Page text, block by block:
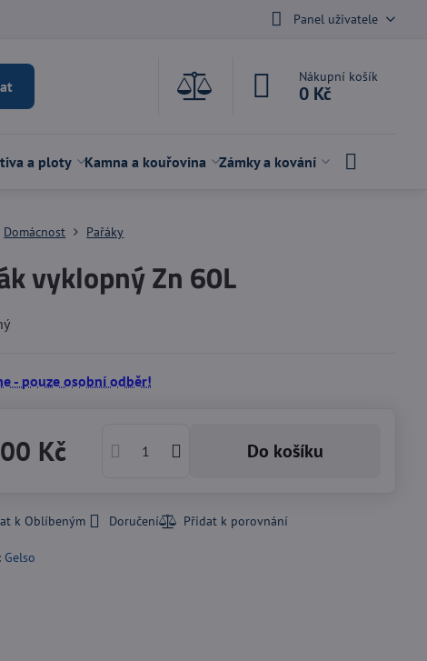
Panel uživatele
Nákupní košík
0 Kč
a ploty Kamna a kouřovina Zámky a kování
Domácnost Pařáky
vyklopný Zn 60L
- pouze osobní odběr!
Kč Do košíku
k Oblíbeným Doručení
Gelso